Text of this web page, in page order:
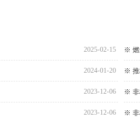
2025-02-15 ※ 燃
2024-01-20 ※ 推
2023-12-06 ※ 非
2023-12-06 ※ 非